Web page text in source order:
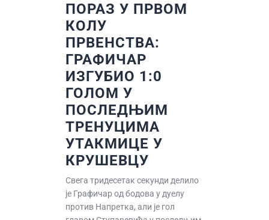
ПОРАЗ У ПРВОМ
КОЛУ
ПРВЕНСТВА:
ГРАФИЧАР
ИЗГУБИО 1:0
ГОЛОМ У
ПОСЛЕДЊИМ
ТРЕНУЦИМА
УТАКМИЦЕ У
КРУШЕВЦУ
Свега тридесетак секунди делило
је Графичар од бодова у дуелу
против Напретка, али је гол